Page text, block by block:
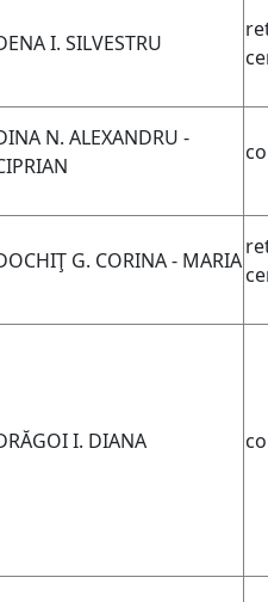
I. SILVESTRU
N. ALEXANDRU -
G. CORINA - MARIA
I. DIANA